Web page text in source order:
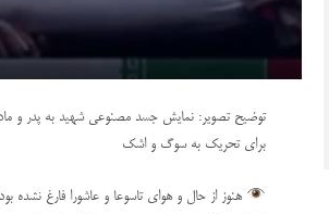
توضیح تصویر: نمایش جسد مصنوعی شهید به پدر و مادر
برای تحریک به سوگ و اشک
هنوز از حال و هوای تاسوعا و عاشورا فارغ نشده